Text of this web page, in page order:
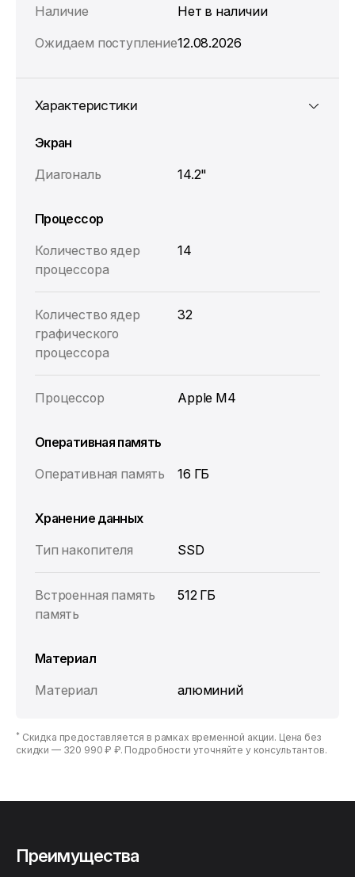
Наличие
Нет в наличии
Ожидаем поступление12.08.2026
Характеристики
Экран
Диагональ
14.2"
Процессор
Количество ядер
процессора
14
Количество ядер
графического
процессора
32
Процессор Apple M4
Оперативная память
Оперативная память
16 ГБ
Хранение данных
Тип накопителя
SSD
Встроенная память
память
512 ГБ
Материал
Материал
алюминий
* Скидка предоставляется в рамках временной акции. Цена без
скидки — 320 990 ₽ ₽. Подробности уточняйте у консультантов.
Преимущества